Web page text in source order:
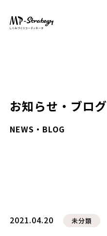
お知らせ・ブログ
NEWS・BLOG
2021.04.20 未分類